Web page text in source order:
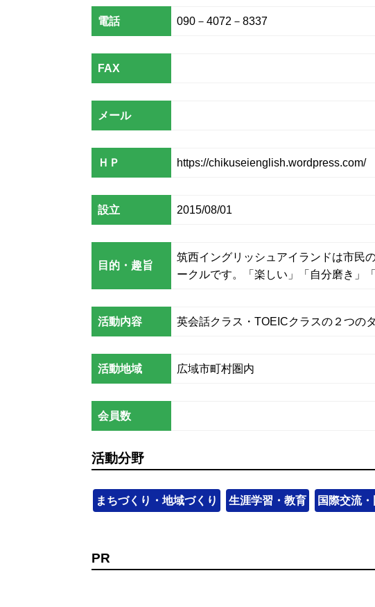
電話 090－4072－8337
FAX
メール
ＨＰ https://chikuseienglish.wordpress.com/
設立 2015/08/01
目的・趣旨
筑西イングリッシュアイランドは市民
ークルです。「楽しい」「自分磨き」
活動内容 英会話クラス・TOEICクラスの２つの
活動地域 広域市町村圏内
会員数
活動分野
まちづくり・地域づくり 生涯学習・教育 国際交流
PR